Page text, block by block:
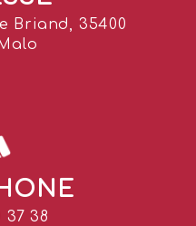
Briand, 35400
37 38